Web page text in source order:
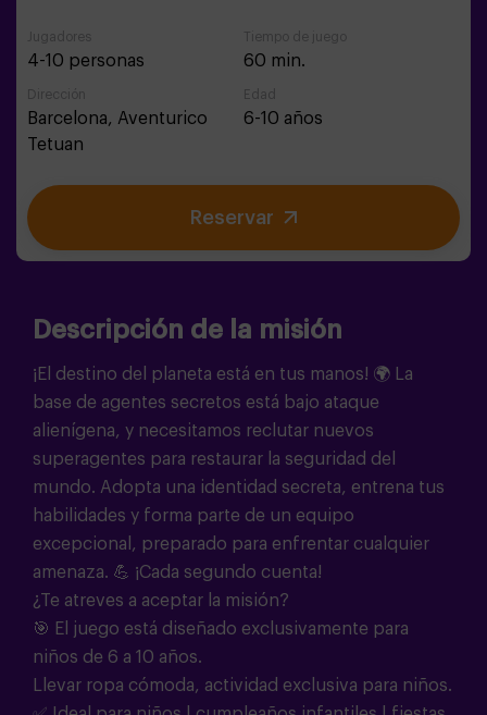
Jugadores
4-10 personas
Tiempo de juego
60 min.
Dirección
Barcelona, Aventurico
Tetuan
Edad
6-10 años
Reservar
Descripción de la misión
¡El destino del planeta está en tus manos! 🌍 La
base de agentes secretos está bajo ataque
alienígena, y necesitamos reclutar nuevos
superagentes para restaurar la seguridad del
mundo. Adopta una identidad secreta, entrena tus
habilidades y forma parte de un equipo
excepcional, preparado para enfrentar cualquier
amenaza. 💪 ¡Cada segundo cuenta!
¿Te atreves a aceptar la misión?
🎯 El juego está diseñado exclusivamente para
niños de 6 a 10 años.
Llevar ropa cómoda, actividad exclusiva para niños.